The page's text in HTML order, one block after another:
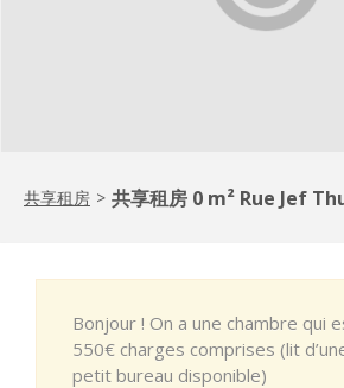
共享租房 > 共享租房 0 m² Rue Jef
Bonjour ! On a une chambre qui
550€ charges comprises (lit
petit bureau disponible)